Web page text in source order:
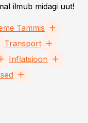
ilmub midagi uut!
Tammis
Transport
Inflatsioon